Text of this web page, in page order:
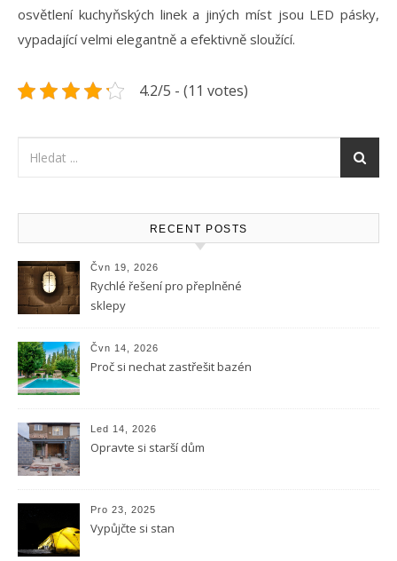
osvětlení kuchyňských linek a jiných míst jsou LED pásky,
vypadající velmi elegantně a efektivně sloužící.
4.2/5 - (11 votes)
RECENT POSTS
Čvn 19, 2026
Rychlé řešení pro přeplněné
sklepy
Čvn 14, 2026
Proč si nechat zastřešit bazén
Led 14, 2026
Opravte si starší dům
Pro 23, 2025
Vypůjčte si stan